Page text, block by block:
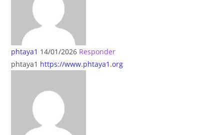
phtaya1 14/01/2026 Responder
phtaya1 https://www.phtaya1.org